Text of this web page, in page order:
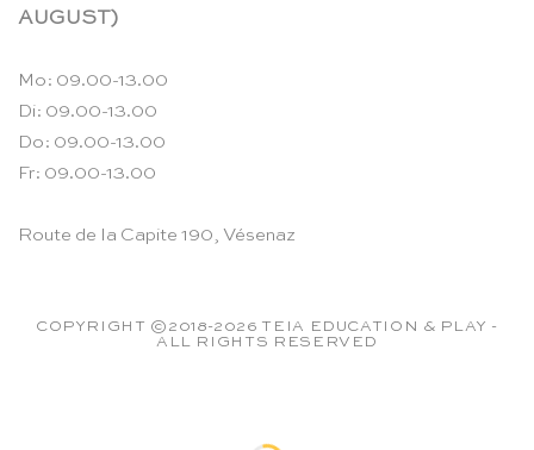
AUGUST)
Mo: 09.00-13.00
Di: 09.00-13.00
Do: 09.00-13.00
Fr: 09.00-13.00
Route de la Capite 190, Vésenaz
COPYRIGHT ©2018-2026 TEIA EDUCATION & PLAY -
ALL RIGHTS RESERVED